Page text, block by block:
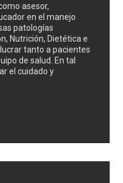
asesor,
en el manejo
patologías
Nutrición, Dietética e
tanto a pacientes
de salud. En tal
el cuidado y